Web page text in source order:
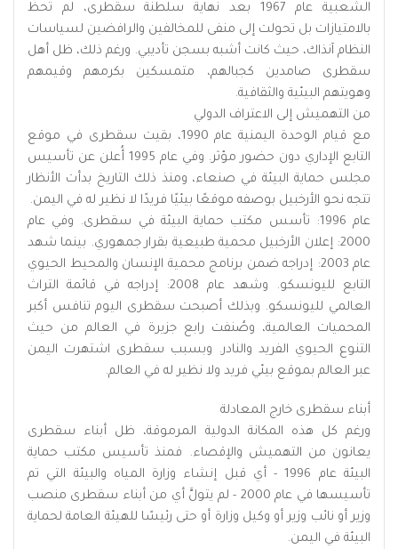
الشعبية عام 1967 بعد نهاية سلطنة سقطرى، لم تحظَ
بالامتيازات بل تحولت إلى منفى للمخالفين والرافضين لسياسات
النظام آنذاك، حيث كانت أشبه بسجن تأديبي. ورغم ذلك، ظل أهل
سقطرى صامدين كجبالهم، متمسكين بكرمهم وقيمهم
وهويتهم البيئية والثقافية.
من التهميش إلى الاعتراف الدولي
مع قيام الوحدة اليمنية عام 1990، بقيت سقطرى في موقع
التابع الإداري دون حضور مؤثر. وفي عام 1995 أُعلن عن تأسيس
مجلس حماية البيئة في صنعاء، ومنذ ذلك التاريخ بدأت الأنظار
تتجه نحو الأرخبيل بوصفه موقعًا بيئيًا فريدًا لا نظير له في اليمن.
عام 1996: تأسس مكتب حماية البيئة في سقطرى. وفي عام
2000: إعلان الأرخبيل محمية طبيعية بقرار جمهوري. بينما شهد
عام 2003: إدراجه ضمن برنامج محمية الإنسان والمحيط الحيوي
التابع لليونسكو. وشهد عام 2008: إدراجه في قائمة التراث
العالمي لليونسكو. وبذلك أصبحت سقطرى اليوم تنافس أكبر
المحميات العالمية، وصُنفت رابع جزيرة في العالم من حيث
التنوع الحيوي الفريد والنادر. وبسبب سقطرى اشتهرت اليمن
عبر العالم بموقع بيئي فريد ولا نظير له في العالم.
أبناء سقطرى خارج المعادلة
ورغم كل هذه المكانة الدولية المرموقة، ظل أبناء سقطرى
يعانون من التهميش والإقصاء. فمنذ تأسيس مكتب حماية
البيئة عام 1996 - أي قبل إنشاء وزارة المياه والبيئة التي تم
تأسيسها في عام 2000 - لم يتولَّ أي من أبناء سقطرى منصب
وزير أو نائب وزير أو وكيل وزارة أو حتى رئيسًا للهيئة العامة لحماية
البيئة في اليمن.